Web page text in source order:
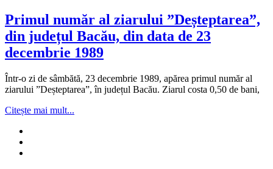
Primul număr al ziarului ”Deșteptarea”,
din județul Bacău, din data de 23
decembrie 1989
Într-o zi de sâmbătă, 23 decembrie 1989, apărea primul număr al
ziarului ”Deșteptarea”, în județul Bacău. Ziarul costa 0,50 de bani,
Citește mai mult...